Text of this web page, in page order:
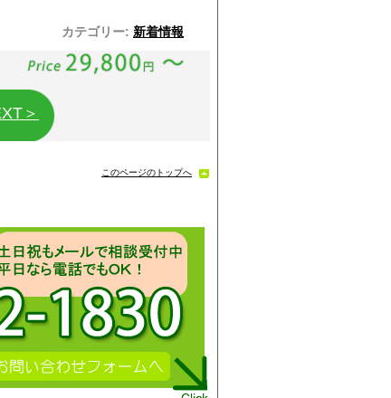
カテゴリー: 新着情報
＞
このページのトップへ